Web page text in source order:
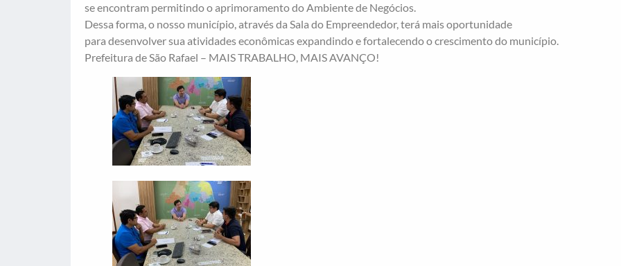
se encontram permitindo o aprimoramento do Ambiente de Negócios.
Dessa forma, o nosso município, através da Sala do Empreendedor, terá mais oportunidade
para desenvolver sua atividades econômicas expandindo e fortalecendo o crescimento do município.
Prefeitura de São Rafael – MAIS TRABALHO, MAIS AVANÇO!